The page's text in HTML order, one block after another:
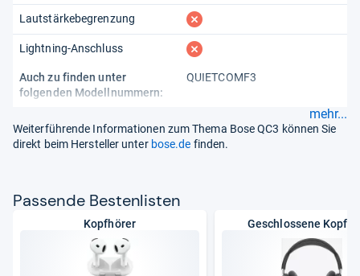
Lautstärkebegrenzung fehlt
Lightning-Anschluss fehlt
Auch zu finden unter
folgenden Modellnummern:
QUIETCOMF3
mehr...
Weiterführende Informationen zum Thema Bose QC3 können Sie
direkt beim Hersteller unter bose.de finden.
Pas­sende Bes­ten­lis­ten
Kopfhörer Geschlossene